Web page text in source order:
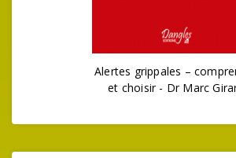
Alertes grippales –
et choisir - Dr Marc